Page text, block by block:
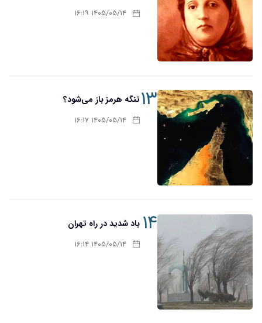
۱۴۰۵/۰۵/۱۴ ۱۶:۱۹
۱۳تنگه هرمز باز می‌شود؟
۱۴۰۵/۰۵/۱۴ ۱۶:۱۷
۱۴
۱۴۰۵/۰۵/۱۴ ۱۶:۱۴